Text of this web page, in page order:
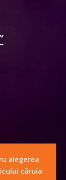
alegerea
căruia